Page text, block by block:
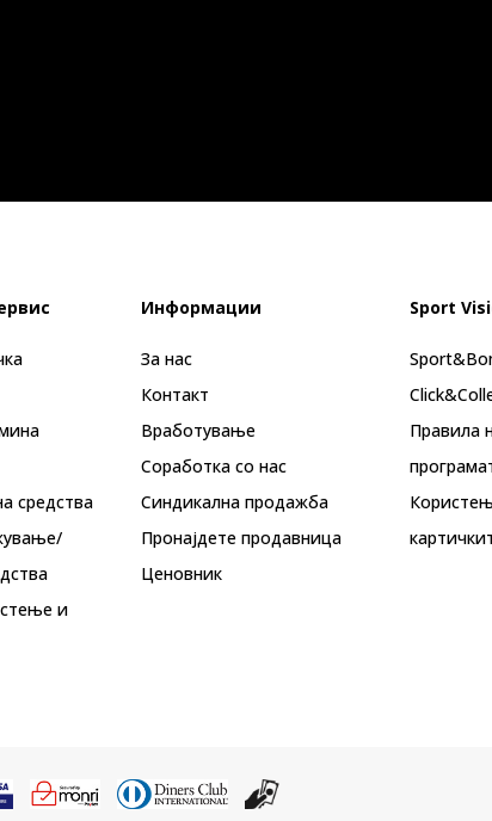
средства
и
Информации
За нас
Контакт
Вработување
Соработка со нас
Синдикална продажба
Пронајдете продавница
Ценовник
Sport
Правила